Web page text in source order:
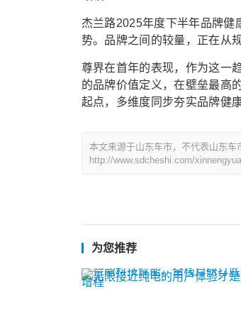
杰兰路2025年度下半年品牌健
势。品牌之间的较量，正在从
尊界在首年的表现，作为这一
的品牌价值定义，在壁垒最高
起点，多维度同步夯实品牌健
本文来源于山东车市，不代表山东车
http://www.sdcheshi.com/
为您推荐